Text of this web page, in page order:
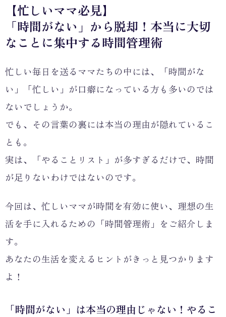
【忙しいママ必見】
「時間がない」から脱却！本当に大切
なことに集中する時間管理術
忙しい毎日を送るママたちの中には、「時間がな
い」「忙しい」が口癖になっている方も多いのでは
ないでしょうか。
でも、その言葉の裏には本当の理由が隠れているこ
とも。
実は、「やることリスト」が多すぎるだけで、時間
が足りないわけではないのです。
今回は、忙しいママが時間を有効に使い、理想の生
活を手に入れるための「時間管理術」をご紹介しま
す。
あなたの生活を変えるヒントがきっと見つかります
よ！
「時間がない」は本当の理由じゃない！やるこ